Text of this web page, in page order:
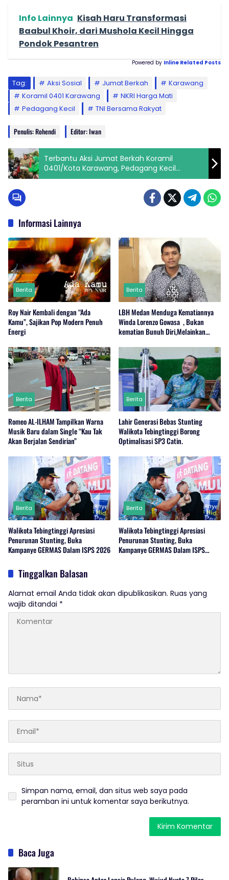
Info Lainnya Kisah Haru Transformasi
Baabul Khoir, dari Mushola Kecil Hingga
Pondok Pesantren
Powered by Inline Related Posts
Tag: Aksi Sosial Jumat Berkah
Karawang
Koramil 0401 Karawang
NKRI Harga Mati
Pedagang Kecil
TNI Bersama Rakyat
Penulis: Rohendi Editor: Iwan
Terbantu Aksi Jumat Berkah Koramil
0401/Kota Karawang, Pedagang Kecil
Titipkan Harapan untuk TNI
Informasi Lainnya
Berita
Roy Nair Kembali dengan “Ada
Kamu”, Sajikan Pop Modern Penuh
Energi
Berita
LBH Medan Menduga Kematiannya
Winda Lorenzo Gowasa , Bukan
kematian Bunuh Diri,Melainkan
Berita
Romeo AL-ILHAM Tampilkan Warna
Musik Baru dalam Single “Kau Tak
Akan Berjalan Sendirian”
Berita
Lahir Generasi Bebas Stunting
Walikota Tebingtinggi Borong
Optimalisasi SP3 Catin.
Berita
Walikota Tebingtinggi Apresiasi
Penurunan Stunting, Buka
Kampanye GERMAS Dalam ISPS 2026
Berita
Walikota Tebingtinggi Apresiasi
Penurunan Stunting, Buka
Kampanye GERMAS Dalam ISPS
Tinggalkan Balasan
Alamat email Anda tidak akan dipublikasikan. Ruas yang
wajib ditandai *
Simpan nama, email, dan situs web saya pada
peramban ini untuk komentar saya berikutnya.
Baca Juga